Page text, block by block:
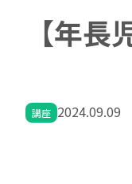
【年
講座 2024.09.09